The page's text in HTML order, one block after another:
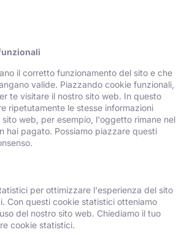
il corretto funzionamento del sito e che
valide. Piazzando cookie funzionali,
te visitare il nostro sito web. In questo
ripetutamente le stesse informazioni
web, per esempio, l'oggetto rimane nel
hai pagato. Possiamo piazzare questi
per ottimizzare l'esperienza del sito
Con questi cookie statistici otteniamo
del nostro sito web. Chiediamo il tuo
cookie statistici.